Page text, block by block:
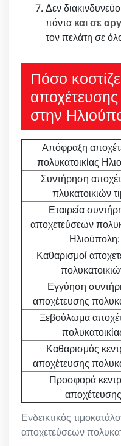
Δεν
πάντα και σε
τον πελάτη σε
Πόσο
αποχέτευσης
στην
Ενδεικτικός
αποχετεύσεων
Απόφραξη
πολυκατοικίας
Συντήρηση
πλυκατοικιών
Εταιρεία
αποχετεύσεων
Ηλιούπολη:
Καθαρισμοί
Εγγύηση
αποχέτευσης
Ξεβούλωμα
Καθαρισμός
αποχέτευσης
Προσφορά